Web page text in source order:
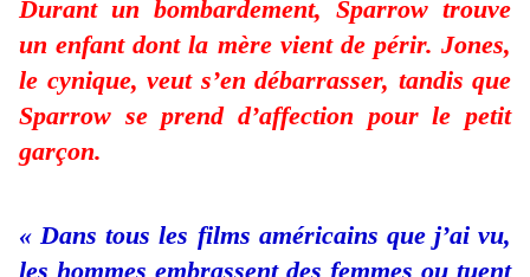
Durant un bombardement, Sparrow trouve
un enfant dont la mère vient de périr. Jones,
le cynique, veut s’en débarrasser, tandis que
Sparrow se prend d’affection pour le petit
garçon.
« Dans tous les films américains que j’ai vu,
les hommes embrassent des femmes ou tuent